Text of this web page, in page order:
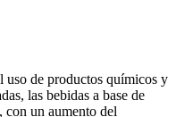
uso de productos químicos y
las bebidas a base de
con un aumento del